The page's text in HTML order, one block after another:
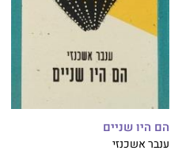
הם היו שניים
ענבר אשכנזי